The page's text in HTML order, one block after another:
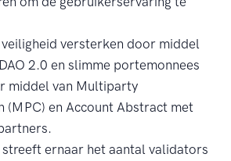
versterken door middel
2.0 en slimme portemonnees
middel van Multiparty
(MPC) en Account Abstract met
ernaar het aantal validators